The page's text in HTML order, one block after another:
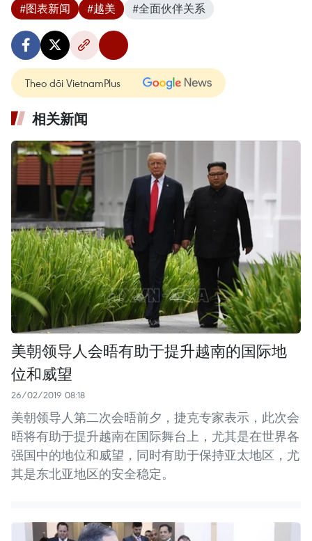
#图表新闻 #越美 #全面伙伴关系
Theo dõi VietnamPlus
相关新闻
美朝领导人会晤有助于提升越南的国际地
位和威望
26/02/2019 08:18
美朝领导人第二次会晤前夕，捷克专家表示，此次会
晤将有助于提升越南在国际舞台上，尤其是在世界各
强国中的地位和威望，同时有助于保持亚太地区，尤
其是东北亚地区的安全稳定。